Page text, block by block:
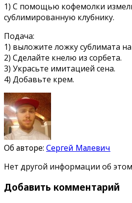
1) С помощью кофемолки
сублимированную клубнику.
Подача:
1) выложите ложку сублимата
2) Сделайте кнелю из сорбета.
3) Украсьте имитацией сена.
4) Добавьте крем.
Об авторе: Сергей Малевич
Нет другой информации об
Добавить комментарий